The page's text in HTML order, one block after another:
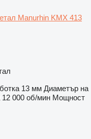
Manurhin KMX 413
13 мм Диаметър на
12 000 об/мин Мощност